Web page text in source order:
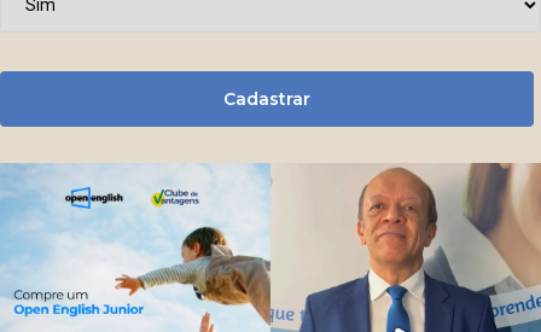
Cadastrar